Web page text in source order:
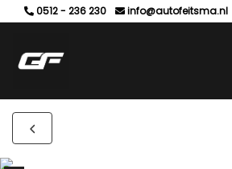
0512 - 236 230 info@autofeitsma.nl